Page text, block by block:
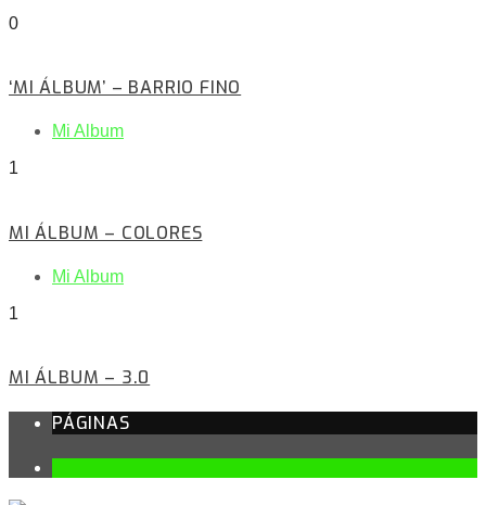
0
‘MI ÁLBUM’ – BARRIO FINO
Mi Album
1
MI ÁLBUM – COLORES
Mi Album
1
MI ÁLBUM – 3.0
PÁGINAS